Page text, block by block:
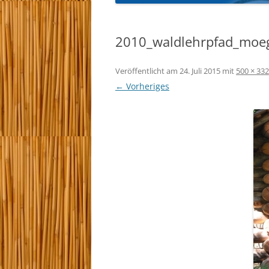
Veröffentlicht am 24. Juli 2015 mit 500 × 332
← Vorheriges